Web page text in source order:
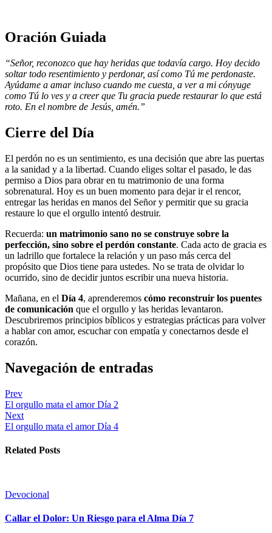
Oración Guiada
“Señor, reconozco que hay heridas que todavía cargo. Hoy decido
soltar todo resentimiento y perdonar, así como Tú me perdonaste.
Ayúdame a amar incluso cuando me cuesta, a ver a mi cónyuge
como Tú lo ves y a creer que Tu gracia puede restaurar lo que está
roto. En el nombre de Jesús, amén.”
Cierre del Día
El perdón no es un sentimiento, es una decisión que abre las puertas
a la sanidad y a la libertad. Cuando eliges soltar el pasado, le das
permiso a Dios para obrar en tu matrimonio de una forma
sobrenatural. Hoy es un buen momento para dejar ir el rencor,
entregar las heridas en manos del Señor y permitir que su gracia
restaure lo que el orgullo intentó destruir.
Recuerda: un matrimonio sano no se construye sobre la
perfección, sino sobre el perdón constante. Cada acto de gracia es
un ladrillo que fortalece la relación y un paso más cerca del
propósito que Dios tiene para ustedes. No se trata de olvidar lo
ocurrido, sino de decidir juntos escribir una nueva historia.
Mañana, en el Día 4, aprenderemos cómo reconstruir los puentes
de comunicación que el orgullo y las heridas levantaron.
Descubriremos principios bíblicos y estrategias prácticas para volver
a hablar con amor, escuchar con empatía y conectarnos desde el
corazón.
Navegación de entradas
Prev
El orgullo mata el amor Día 2
Next
El orgullo mata el amor Día 4
Related Posts
Devocional
Callar el Dolor: Un Riesgo para el Alma Día 7